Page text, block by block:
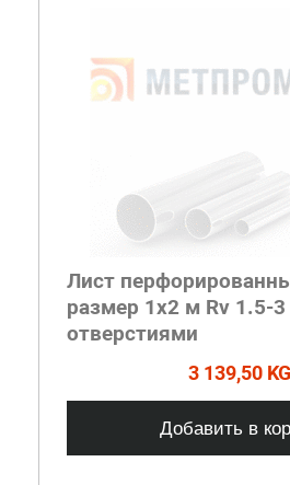
Лист
размер 1х2 м Rv 1.5-
отверстиями
3 139,50
Добавить в